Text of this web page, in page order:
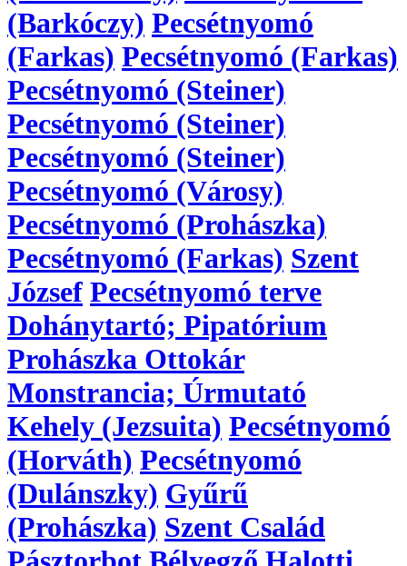
(Barkóczy) Pecsétnyomó
(Farkas) Pecsétnyomó (Farkas)
Pecsétnyomó (Steiner)
Pecsétnyomó (Steiner)
Pecsétnyomó (Steiner)
Pecsétnyomó (Városy)
Pecsétnyomó (Prohászka)
Pecsétnyomó (Farkas) Szent
József Pecsétnyomó terve
Dohánytartó; Pipatórium
Prohászka Ottokár
Monstrancia; Úrmutató
Kehely (Jezsuita) Pecsétnyomó
(Horváth) Pecsétnyomó
(Dulánszky) Gyűrű
(Prohászka) Szent Család